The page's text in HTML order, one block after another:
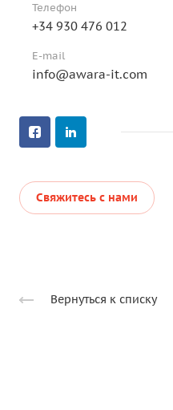
Телефон
+34 930 476 012
E-mail
info@awara-it.com
Свяжитесь с нами
Вернуться к списку